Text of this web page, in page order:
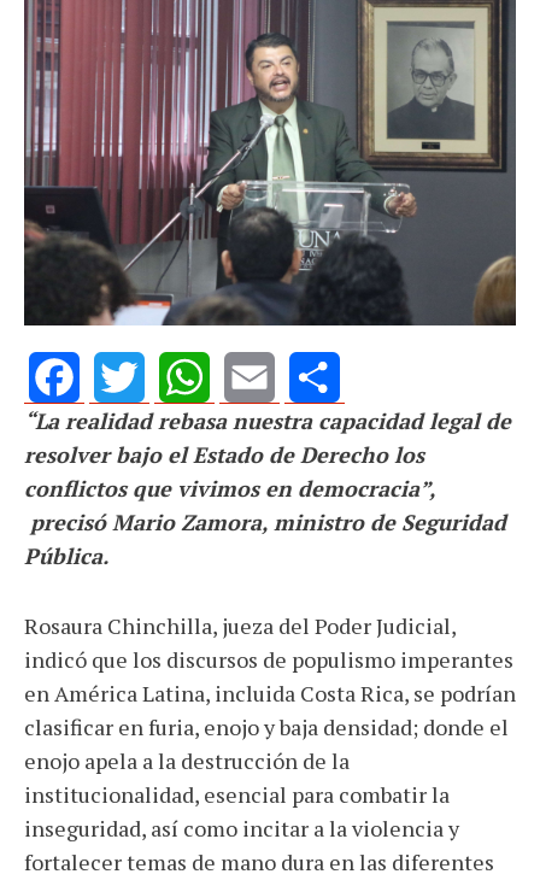
FacebookTwitterWhatsApp
Email Share
“La realidad rebasa nuestra capacidad legal de
resolver bajo el Estado de Derecho los
conflictos que vivimos en democracia”,
precisó Mario Zamora, ministro de Seguridad
Pública.
Rosaura Chinchilla, jueza del Poder Judicial,
indicó que los discursos de populismo imperantes
en América Latina, incluida Costa Rica, se podrían
clasificar en furia, enojo y baja densidad; donde el
enojo apela a la destrucción de la
institucionalidad, esencial para combatir la
inseguridad, así como incitar a la violencia y
fortalecer temas de mano dura en las diferentes